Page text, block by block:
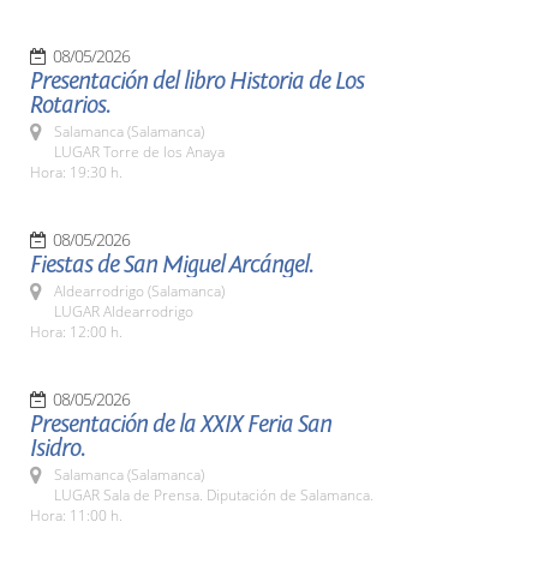
08/05/2026
Presentación del libro Historia de Los
Rotarios.
Salamanca (Salamanca)
LUGAR Torre de los Anaya
Hora: 19:30 h.
08/05/2026
Fiestas de San Miguel Arcángel.
Aldearrodrigo (Salamanca)
LUGAR Aldearrodrigo
Hora: 12:00 h.
08/05/2026
Presentación de la XXIX Feria San
Isidro.
Salamanca (Salamanca)
LUGAR Sala de Prensa. Diputación de Salamanca.
Hora: 11:00 h.